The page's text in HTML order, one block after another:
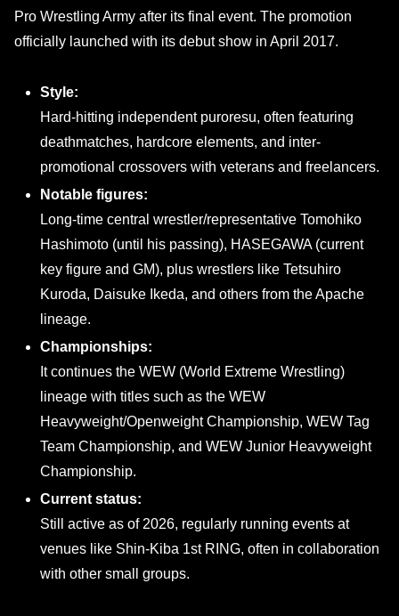
Pro Wrestling Army after its final event. The promotion
officially launched with its debut show in April 2017.
Style:
Hard-hitting independent puroresu, often featuring
deathmatches, hardcore elements, and inter-
promotional crossovers with veterans and freelancers.
Notable figures:
Long-time central wrestler/representative Tomohiko
Hashimoto (until his passing), HASEGAWA (current
key figure and GM), plus wrestlers like Tetsuhiro
Kuroda, Daisuke Ikeda, and others from the Apache
lineage.
Championships:
It continues the WEW (World Extreme Wrestling)
lineage with titles such as the WEW
Heavyweight/Openweight Championship, WEW Tag
Team Championship, and WEW Junior Heavyweight
Championship.
Current status:
Still active as of 2026, regularly running events at
venues like Shin-Kiba 1st RING, often in collaboration
with other small groups.